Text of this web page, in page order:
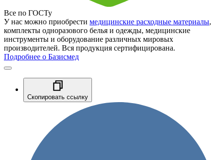
Все по ГОСТу
У нас можно приобрести медицинские расходные материалы,
комплекты одноразового белья и одежды, медицинские
инструменты и оборудование различных мировых
производителей. Вся продукция сертифицирована.
Подробнее о Базисмед
Скопировать ссылку